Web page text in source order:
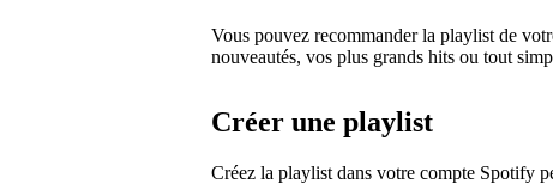
Vous pouvez recommander la playlist de
nouveautés, vos plus grands hits ou tout
Créer une playlist
Créez la playlist dans votre compte Spotify